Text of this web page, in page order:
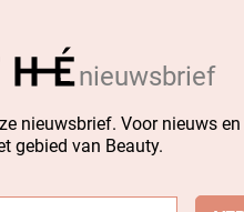
nieuwsbrief
nieuwsbrief. Voor nieuws
gebied van Beauty.